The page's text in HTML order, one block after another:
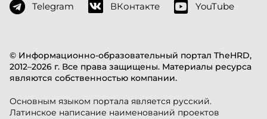
© Информационно-образовательный портал TheHRD,
2012–2026 г. Все права защищены. Материалы ресурса
являются собственностью компании.
Основным языком портала является русский.
Латинское написание наименований проектов
Telegram ВКонтакте YouTube